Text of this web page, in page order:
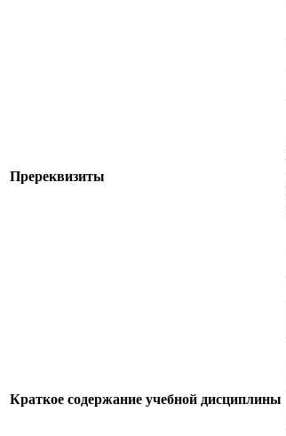
Пререквизиты
Краткое содержание учебной дисциплины